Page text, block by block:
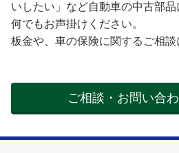
いしたい」など自動車の中古部
何でもお声掛けください。
板金や、車の保険に関するご相談
ご相談・お問い合